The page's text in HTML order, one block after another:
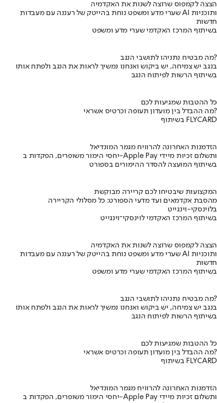
הצצה לקמפוס שרוצה לשנות את האקדמיה
שערי מדע ומשפט נוחת בהייטק של רעננה עם מעבדות AI ותוכניות
חדשות
בשיתוף המרכז האקדמי שערי מדע ומשפט
מה מבטיח נתניהו לתושבי הנגב?
בנגב יש צמיחה, יש ביקוש ואנחנו נמשיך לראות את הנגב ולפתח אותו
בשיתוף הרשות לפיתוח הנגב
כל ההטבות שמגיעות לכם
מה ההבדל בין מועדון תעופה וכרטיס אשראי?
בשיתוף FLYCARD
הזדמנות האחרונה להרוויח מגמר המונדיאל
יחסי הימור משופרים, הפקדות ב-Apple Pay ותשלום זכיות מיידי
בשיתוף המועצה להסדר ההימורים בספורט
המקצועות שיבטיחו לכם קריירה מבוקשת
מהסבת אקדמאים ועד מדעי הספורט: כל מסלולי הקריירה
בלוינסקי-וינגייט
בשיתוף המרכז האקדמי לוינסקי־וינגייט
הצצה לקמפוס שרוצה לשנות את האקדמיה
שערי מדע ומשפט נוחת בהייטק של רעננה עם מעבדות AI ותוכניות
חדשות
בשיתוף המרכז האקדמי שערי מדע ומשפט
מה מבטיח נתניהו לתושבי הנגב?
בנגב יש צמיחה, יש ביקוש ואנחנו נמשיך לראות את הנגב ולפתח אותו
בשיתוף הרשות לפיתוח הנגב
כל ההטבות שמגיעות לכם
מה ההבדל בין מועדון תעופה וכרטיס אשראי?
בשיתוף FLYCARD
הזדמנות האחרונה להרוויח מגמר המונדיאל
יחסי הימור משופרים, הפקדות ב-Apple Pay ותשלום זכיות מיידי